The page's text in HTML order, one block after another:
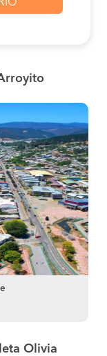
Olivia